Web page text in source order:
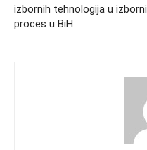
izbornih tehnologija u izborni
proces u BiH